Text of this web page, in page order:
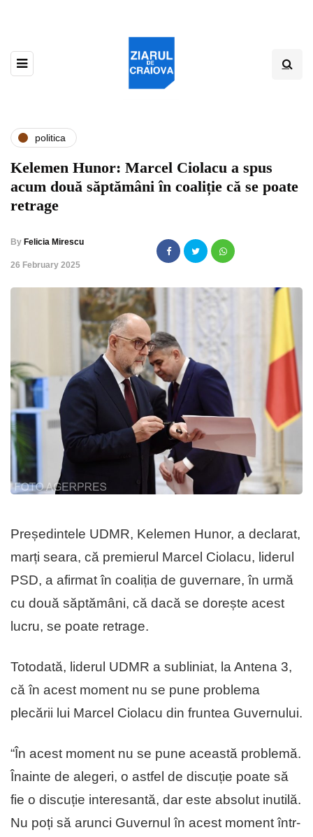
politica
Kelemen Hunor: Marcel Ciolacu a spus
acum două săptămâni în coaliție că se poate
retrage
By Felicia Mirescu
,26 February 2025
Președintele UDMR, Kelemen Hunor, a declarat,
marți seara, că premierul Marcel Ciolacu, liderul
PSD, a afirmat în coaliția de guvernare, în urmă
cu două săptămâni, că dacă se dorește acest
lucru, se poate retrage.
Totodată, liderul UDMR a subliniat, la Antena 3,
că în acest moment nu se pune problema
plecării lui Marcel Ciolacu din fruntea Guvernului.
“În acest moment nu se pune această problemă.
Înainte de alegeri, o astfel de discuție poate să
fie o discuție interesantă, dar este absolut inutilă.
Nu poți să arunci Guvernul în acest moment într-